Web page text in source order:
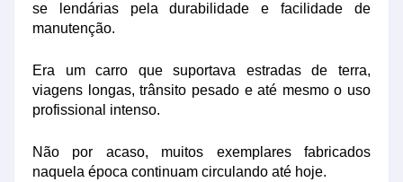
se lendárias pela durabilidade e facilidade de
manutenção.
Era um carro que suportava estradas de terra,
viagens longas, trânsito pesado e até mesmo o uso
profissional intenso.
Não por acaso, muitos exemplares fabricados
naquela época continuam circulando até hoje.